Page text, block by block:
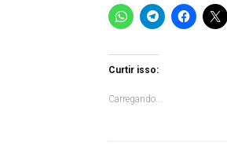
Curtir isso:
Carregando...